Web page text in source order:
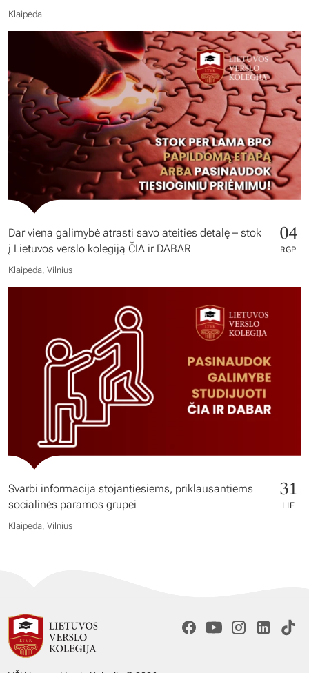
Klaipėda
Dar viena galimybė atrasti savo ateities detalę – stok
į Lietuvos verslo kolegiją ČIA ir DABAR
04
RGP
Klaipėda, Vilnius
Svarbi informacija stojantiesiems, priklausantiems
socialinės paramos grupei
31
LIE
Klaipėda, Vilnius